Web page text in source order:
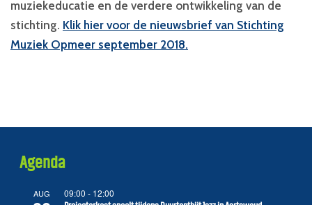
muziekeducatie en de verdere ontwikkeling van de
stichting. Klik hier voor de nieuwsbrief van Stichting
Muziek Opmeer september 2018.
Agenda
AUG 09:00 - 12:00